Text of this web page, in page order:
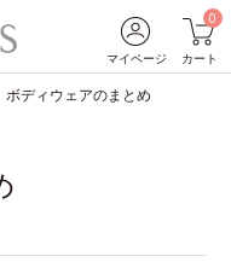
マイページ
0
カート
ボディウェアのまとめ